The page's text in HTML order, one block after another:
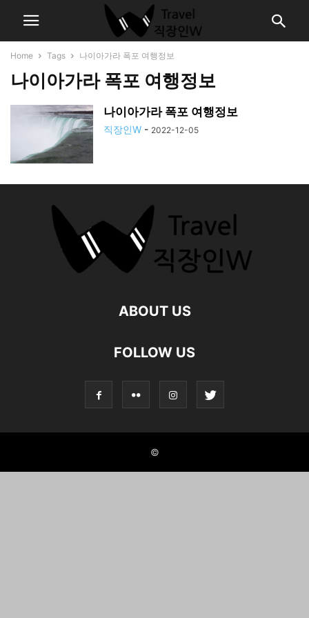
Home Tags 나이아가라 폭포 여행정보
나이아가라 폭포 여행정보
나이아가라 폭포 여행정보
직장인W - 2022-12-05
ABOUT US
FOLLOW US
©